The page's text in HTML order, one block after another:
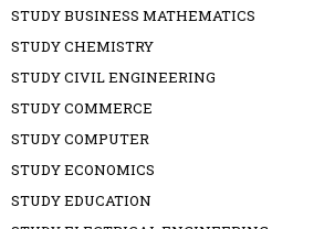
STUDY BUSINESS MATHEMATICS
STUDY CHEMISTRY
STUDY CIVIL ENGINEERING
STUDY COMMERCE
STUDY COMPUTER
STUDY ECONOMICS
STUDY EDUCATION